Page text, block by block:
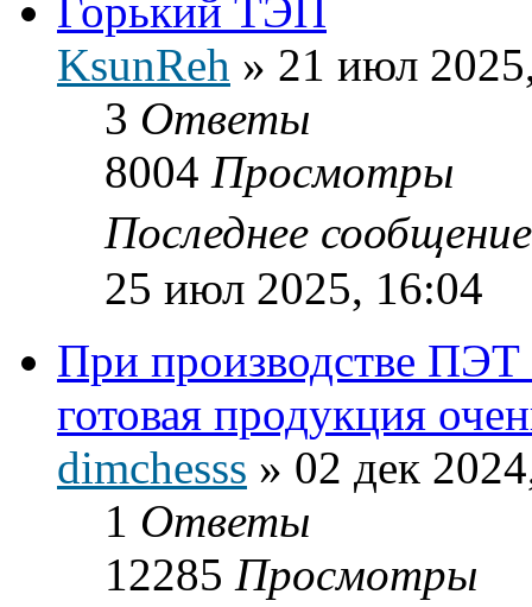
Горький ТЭП
KsunReh » 21 июл
3 Ответы
8004 Просмотры
Последнее
25 июл 2025, 16:04
При производстве ПЭТ
готовая продукция
dimchesss » 02 дек
1 Ответы
12285 Просмотры